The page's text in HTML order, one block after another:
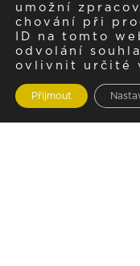
umožní
chování při
ID na tomto
odvolání
ovlivnit určité
Přijmout